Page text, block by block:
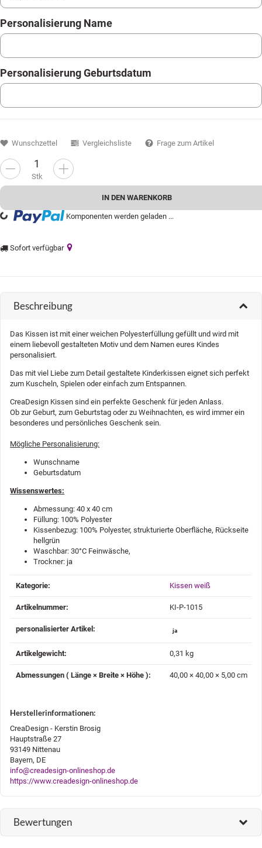
Personalisierung Name
Personalisierung Name
Personalisierung Geburtsdatum
Personalisierung Geburtsdatum
Stk
IN DEN WARENKORB
Komponenten werden geladen ...
Sofort verfügbar
Wunschzettel Vergleichsliste Frage zum Artikel
Beschreibung
Das Kissen ist mit einer weichen Polyesterfüllung gefüllt und wird mit
einem liebevoll gestalteten Motiv und dem Namen eures Kindes
personalisiert.
Das mit viel Liebe zum Detail gestaltete Kinderkissen eignet sich perfekt
zum Kuscheln, Spielen oder einfach zum Entspannen.
CreaDesign Kissen sind ein perfekte Geschenk für jeden Anlass.
Ob zur Geburt, zum Geburtstag oder zu Weihnachten, es wird immer ein
besonderes und persönliches Geschenk sein.
Mögliche Personalisierung:
Wunschname
Geburtsdatum
Wissenswertes:
Abmessung: 40 x 40 cm
Füllung: 100% Polyester
Kissenbezug: 100% Polyester, strukturierte Oberfläche, Rückseite
hellgrün
Waschbar: 30°C Feinwäsche,
Trockner: ja
Produkteigenschaft
Wert
Kategorie: Kissen weiß
Artikelnummer: KI-P-1015
personalisierter Artikel‍: ja
Artikelgewicht‍: 0,31 kg
Abmessungen ( Länge × Breite × Höhe )‍: 40,00 × 40,00 × 5,00 cm
Herstellerinformationen:
CreaDesign - Kerstin Brosig
Hauptstraße 27
93149 Nittenau
Bayern, DE
info@creadesign-onlineshop.de
https://www.creadesign-onlineshop.de
Bewertungen